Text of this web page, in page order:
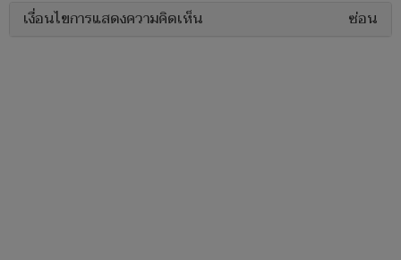
เงื่อนไขการแสดงความคิดเห็น ซ่อน